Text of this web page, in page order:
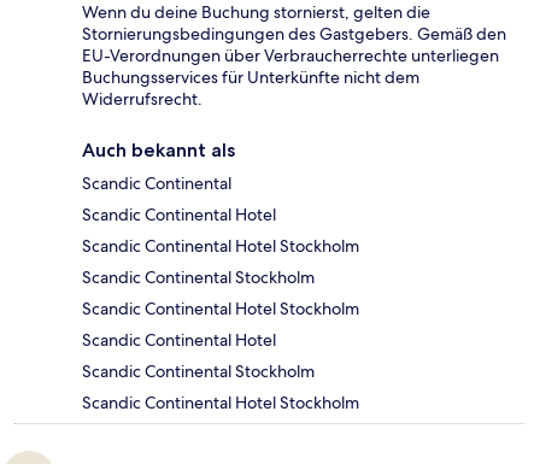
Wenn du deine Buchung stornierst, gelten die
Stornierungsbedingungen des Gastgebers. Gemäß den
EU-Verordnungen über Verbraucherrechte unterliegen
Buchungsservices für Unterkünfte nicht dem
Widerrufsrecht.
Auch bekannt als
Scandic Continental
Scandic Continental Hotel
Scandic Continental Hotel Stockholm
Scandic Continental Stockholm
Scandic Continental Hotel Stockholm
Scandic Continental Hotel
Scandic Continental Stockholm
Scandic Continental Hotel Stockholm